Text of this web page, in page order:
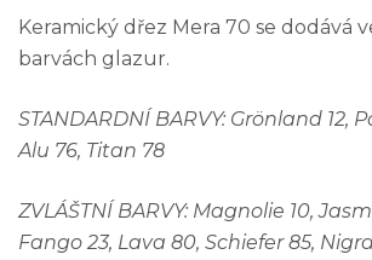
Keramický dřez Mera 70 se dodává
barvách glazur.
STANDARDNÍ BARVY: Grönland 12,
Alu 76, Titan 78
ZVLÁŠTNÍ BARVY: Magnolie 10,
Fango 23, Lava 80, Schiefer 85,